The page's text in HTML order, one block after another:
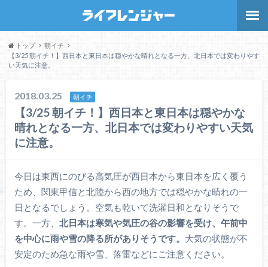
トップ
朝イチ
【3/25 朝イチ！】西日本と東日本は穏やかな晴れとなる一方、北日本では変わりやす
い天気に注意。
2018.03.25 朝イチ
【3/25 朝イチ！】西日本と東日本は穏やかな
晴れとなる一方、北日本では変わりやすい天気
に注意。
今日は東西にのびる高気圧が西日本から東日本を広く覆う
ため、関東甲信と北陸から西の地方では穏やかな晴れの一
日となるでしょう。空気も乾いて洗濯日和となりそうで
す。一方、 北日本は寒気や気圧の谷の影響を受け、午前中
を中心に雨や雪の降る所がありそうです。 大気の状態が不
安定のため急な雨や雪、落雷などにご注意ください。